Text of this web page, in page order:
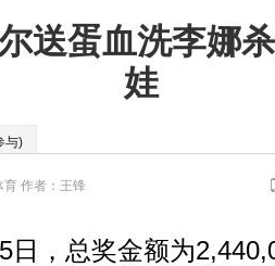
送蛋血洗李娜
娃
与)
育 作者：王锋
，总奖金额为